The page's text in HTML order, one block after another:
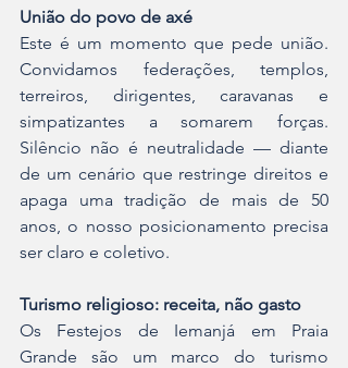
União do povo de axé
Este é um momento que pede união.
Convidamos federações, templos,
terreiros, dirigentes, caravanas e
simpatizantes a somarem forças.
Silêncio não é neutralidade — diante
de um cenário que restringe direitos e
apaga uma tradição de mais de 50
anos, o nosso posicionamento precisa
ser claro e coletivo.
Turismo religioso: receita, não gasto
Os Festejos de Iemanjá em Praia
Grande são um marco do turismo